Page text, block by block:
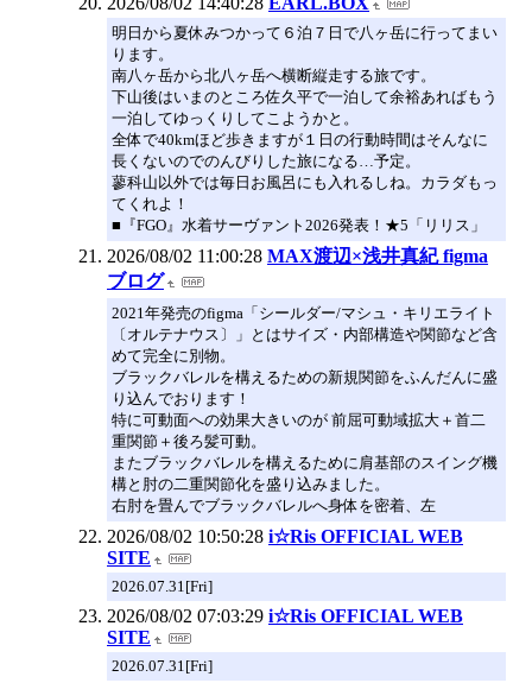
明日から夏休みつかって６泊７日で八ヶ岳に行ってまい
ります。
南八ヶ岳から北八ヶ岳へ横断縦走する旅です。
下山後はいまのところ佐久平で一泊して余裕あればもう
一泊してゆっくりしてこようかと。
全体で40kmほど歩きますが１日の行動時間はそんなに
長くないのでのんびりした旅になる…予定。
蓼科山以外では毎日お風呂にも入れるしね。カラダもっ
てくれよ！
■『FGO』水着サーヴァント2026発表！★5「リリス」
2026/08/02 11:00:28 MAX渡辺×浅井真紀 figma
ブログ
2021年発売のfigma「シールダー/マシュ・キリエライト
〔オルテナウス〕」とはサイズ・内部構造や関節など含
めて完全に別物。
ブラックバレルを構えるための新規関節をふんだんに盛
り込んでおります！
特に可動面への効果大きいのが 前屈可動域拡大＋首二
重関節＋後ろ髪可動。
またブラックバレルを構えるために肩基部のスイング機
構と肘の二重関節化を盛り込みました。
右肘を畳んでブラックバレルへ身体を密着、左
2026/08/02 10:50:28 i☆Ris OFFICIAL WEB
SITE
2026.07.31[Fri]
2026/08/02 07:03:29 i☆Ris OFFICIAL WEB
SITE
2026.07.31[Fri]